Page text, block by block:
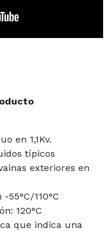
en 1,1Kv.
típicos
exteriores en
110°C
120°C
que indica una